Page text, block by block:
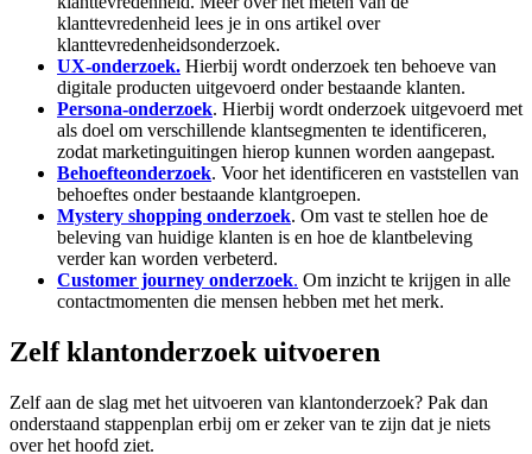
klanttevredenheid lees je in ons artikel over
klanttevredenheidsonderzoek.
UX-onderzoek. Hierbij wordt onderzoek ten behoeve van
digitale producten uitgevoerd onder bestaande klanten.
Persona-onderzoek. Hierbij wordt onderzoek uitgevoerd met
als doel om verschillende klantsegmenten te identificeren,
zodat marketinguitingen hierop kunnen worden aangepast.
Behoefteonderzoek. Voor het identificeren en vaststellen van
behoeftes onder bestaande klantgroepen.
Mystery shopping onderzoek. Om vast te stellen hoe de
beleving van huidige klanten is en hoe de klantbeleving
verder kan worden verbeterd.
Customer journey onderzoek. Om inzicht te krijgen in alle
contactmomenten die mensen hebben met het merk.
Zelf klantonderzoek uitvoeren
Zelf aan de slag met het uitvoeren van klantonderzoek? Pak dan
onderstaand stappenplan erbij om er zeker van te zijn dat je niets
over het hoofd ziet.